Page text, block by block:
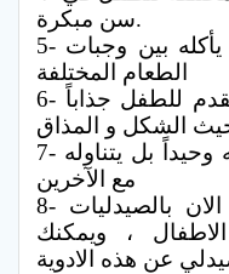
سن مبكرة.
5- يفضل الا يعطى للطفل شيئاً يأكله بين وجبات
الطعام المختلفة
6- يجب ان يكون الطعام الذي يقدم للطفل جذاباً
الشكل و المذاق
7- يفضل ألا يتناول الطفل طعامه وحيداً بل يتناوله
مع الآخرين
8- هناك بعض الادوية المتوفرة الان بالصيدليات
، ويمكنك
عن هذه الادوية